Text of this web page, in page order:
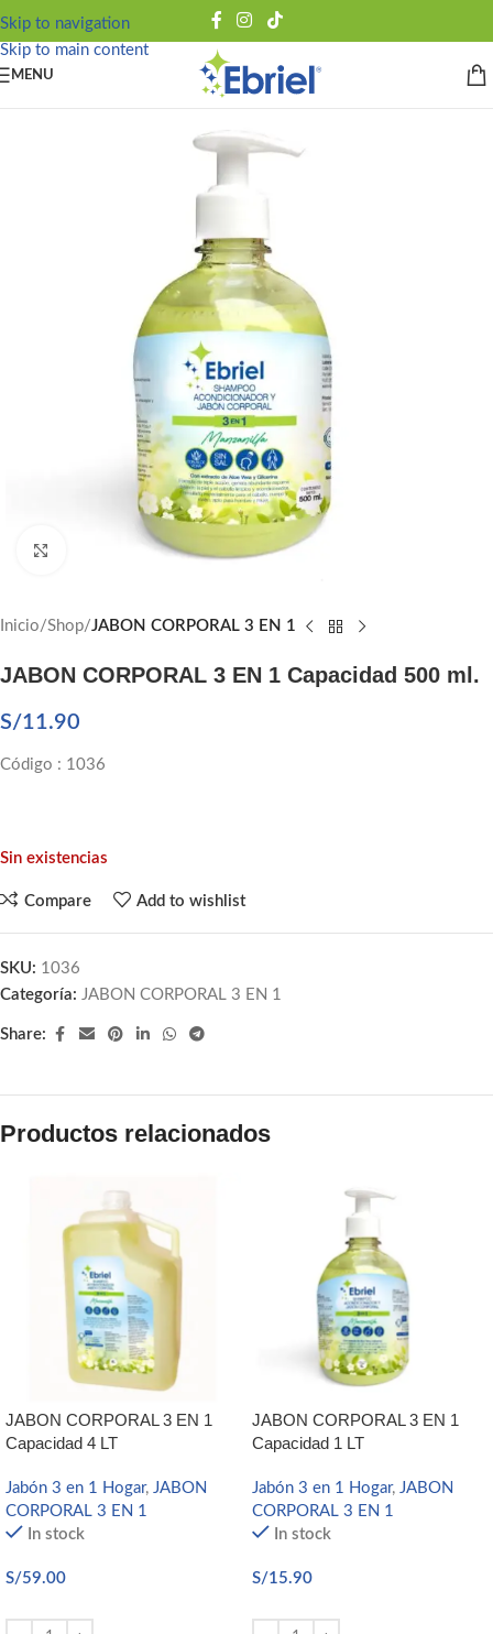
Skip to navigation
Skip to main content
MENU
Click to enlarge
Inicio Shop JABON CORPORAL 3 EN 1
JABON CORPORAL 3 EN 1 Capacidad 500 ml.
S/11.90
Código : 1036
Sin existencias
Compare Add to wishlist
SKU: 1036
Categoría: JABON CORPORAL 3 EN 1
Share:
Productos relacionados
JABON CORPORAL 3 EN 1
Capacidad 4 LT
Jabón 3 en 1 Hogar, JABON
CORPORAL 3 EN 1
In stock
S/59.00
JABON CORPORAL 3 EN 1
Capacidad 1 LT
Jabón 3 en 1 Hogar, JABON
CORPORAL 3 EN 1
In stock
S/15.90